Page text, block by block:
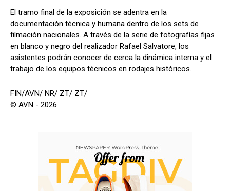
El tramo final de la exposición se adentra en la
documentación técnica y humana dentro de los sets de
filmación nacionales. A través de la serie de fotografías fijas
en blanco y negro del realizador Rafael Salvatore, los
asistentes podrán conocer de cerca la dinámica interna y el
trabajo de los equipos técnicos en rodajes históricos.
FIN/AVN/ NR/ ZT/ ZT/
© AVN - 2026